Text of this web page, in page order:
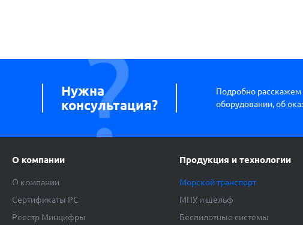
Нужна
консультация?
Подробно
оборудовании, об
О компании
О компании
Сертификаты РС
Реестр Минцифры
Продукция и технологии
Морской транспорт
МПУ и шельф
Беспилотные системы